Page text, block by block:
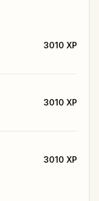
3010 XP
3010 XP
3010 XP